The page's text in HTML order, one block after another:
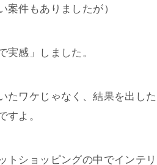
件もありましたが）
実感」しました。
たワケじゃなく、結果を出した
すよ。
トショッピングの中でインテリ